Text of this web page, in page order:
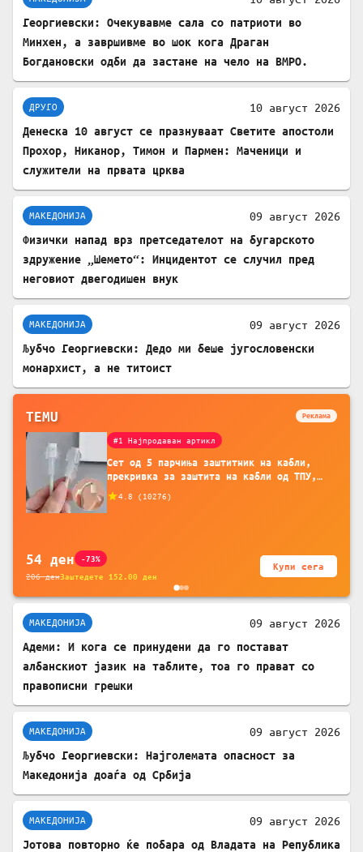
Георгиевски: Очекувавме сала со патриоти во
Минхен, а завршивме во шок кога Драган
Богдановски одби да застане на чело на ВМРО.
ДРУГО 10 август 2026
Денеска 10 август се празнуваат Светите апостоли
Прохор, Никанор, Тимон и Пармен: Маченици и
служители на првата црква
МАКЕДОНИЈА 09 август 2026
Физички напад врз претседателот на бугарското
здружение „Шемето“: Инцидентот се случил пред
неговиот двегодишен внук
МАКЕДОНИЈА 09 август 2026
Љубчо Георгиевски: Дедо ми беше југословенски
монархист, а не титоист
TEMU Реклама
#1 Најпродаван артикл
Сет од 5 парчиња заштитник на кабли,
прекривка за заштита на кабли од ТПУ,
батерија, за мобилни телефони, комплет
4.8 ( 10276)
54 ден -73%
206денЗаштедете 152.00 ден
Купи сега
МАКЕДОНИЈА 09 август 2026
Адеми: И кога се принудени да го постават
албанскиот јазик на таблите, тоа го прават со
правописни грешки
МАКЕДОНИЈА 09 август 2026
Љубчо Георгиевски: Најголемата опасност за
Македонија доаѓа од Србија
МАКЕДОНИЈА 09 август 2026
Јотова повторно ќе побара од Владата на Република